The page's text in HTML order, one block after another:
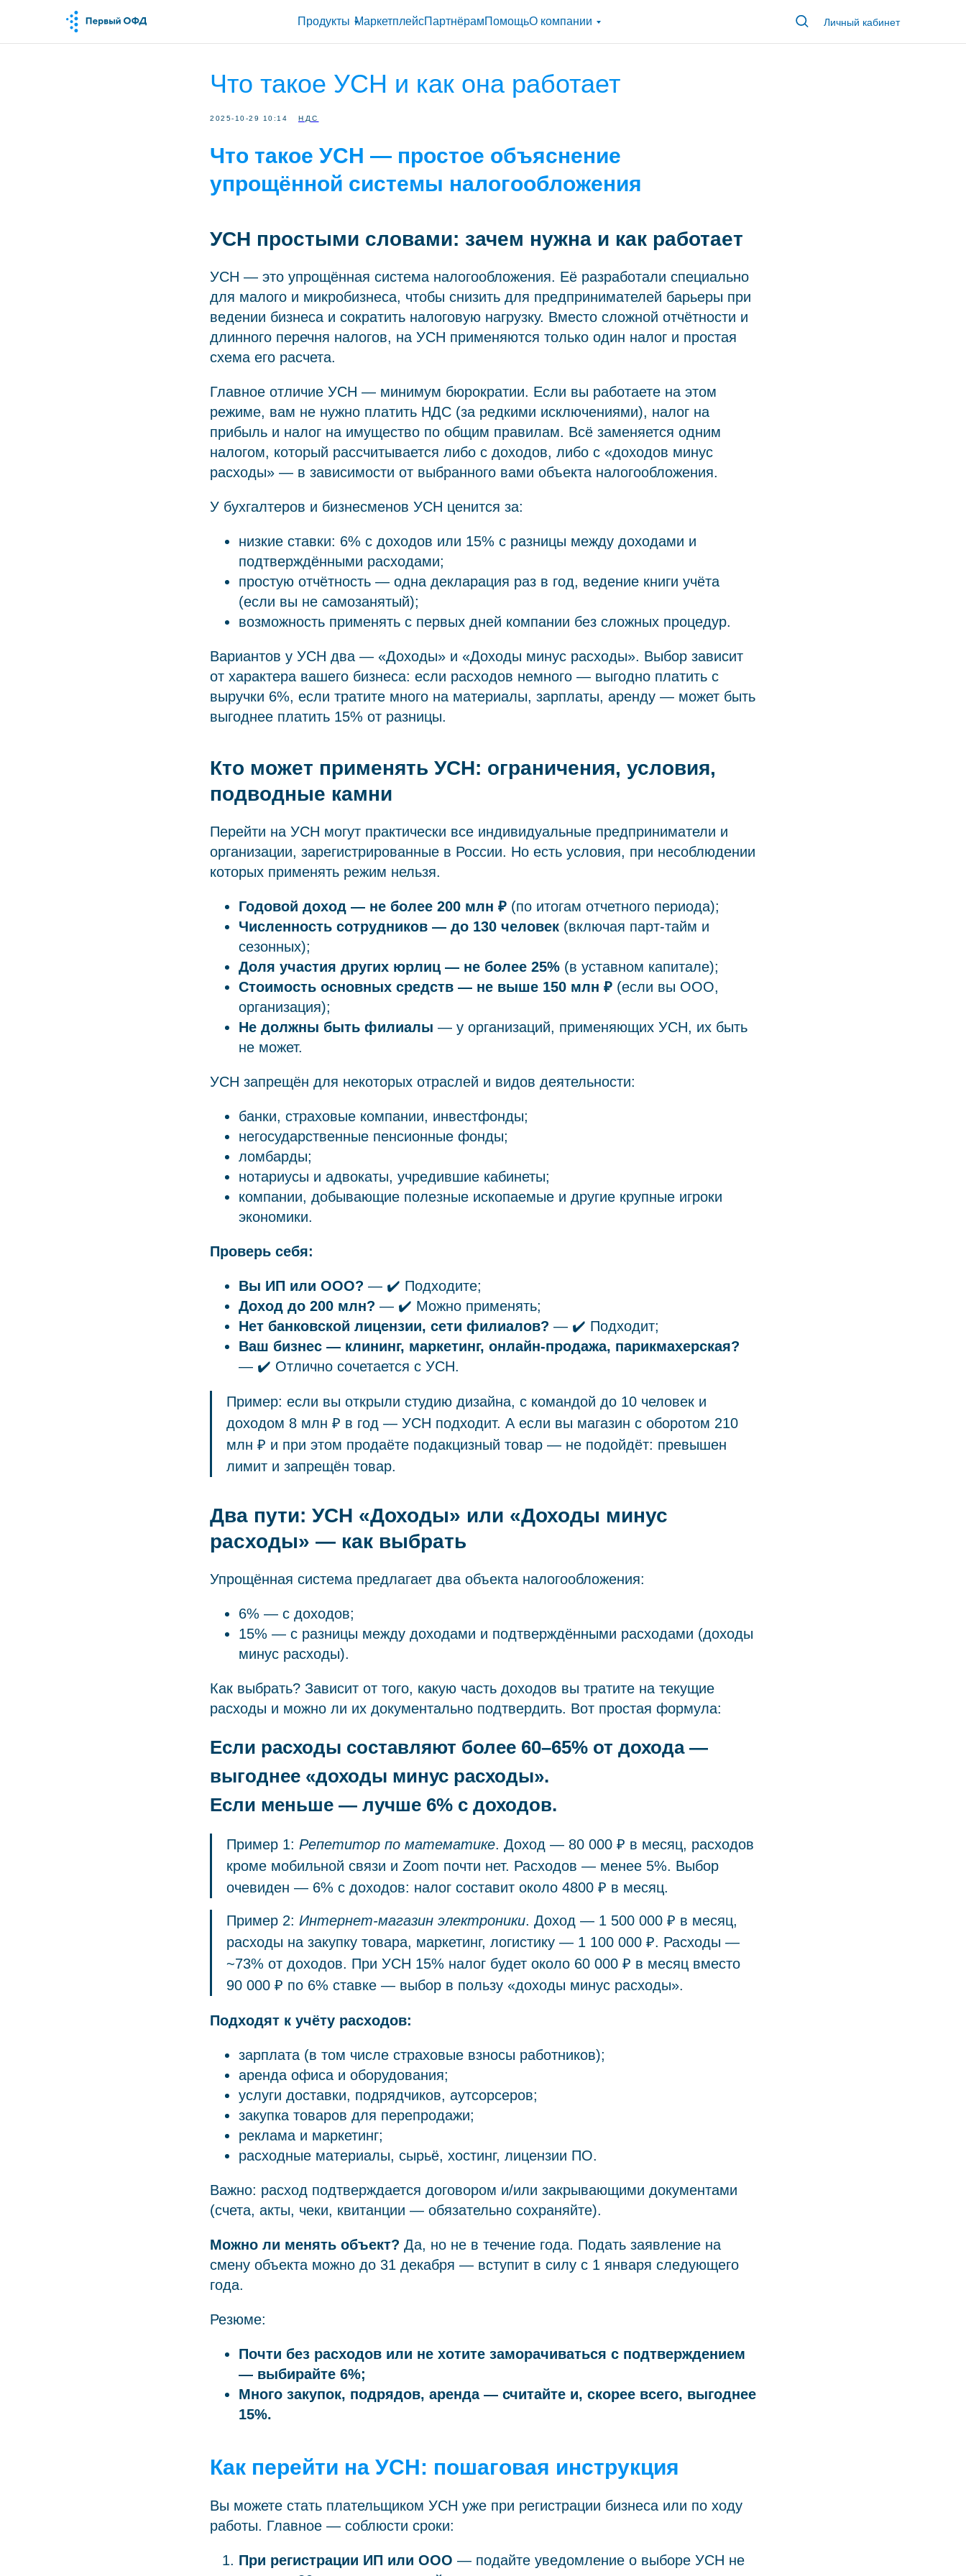
Продукты МаркетплейсПартнёрамПомощьО компании Личный кабинет
Что такое УСН и как она работает
2025-10-29 10:14 НДС
Что такое УСН — простое объяснение
упрощённой системы налогообложения
УСН простыми словами: зачем нужна и как работает
УСН — это упрощённая система налогообложения. Её разработали специально
для малого и микробизнеса, чтобы снизить для предпринимателей барьеры при
ведении бизнеса и сократить налоговую нагрузку. Вместо сложной отчётности и
длинного перечня налогов, на УСН применяются только один налог и простая
схема его расчета.
Главное отличие УСН — минимум бюрократии. Если вы работаете на этом
режиме, вам не нужно платить НДС (за редкими исключениями), налог на
прибыль и налог на имущество по общим правилам. Всё заменяется одним
налогом, который рассчитывается либо с доходов, либо с «доходов минус
расходы» — в зависимости от выбранного вами объекта налогообложения.
У бухгалтеров и бизнесменов УСН ценится за:
низкие ставки: 6% с доходов или 15% с разницы между доходами и
подтверждёнными расходами;
простую отчётность — одна декларация раз в год, ведение книги учёта
(если вы не самозанятый);
возможность применять с первых дней компании без сложных процедур.
Вариантов у УСН два — «Доходы» и «Доходы минус расходы». Выбор зависит
от характера вашего бизнеса: если расходов немного — выгодно платить с
выручки 6%, если тратите много на материалы, зарплаты, аренду — может быть
выгоднее платить 15% от разницы.
Кто может применять УСН: ограничения, условия,
подводные камни
Перейти на УСН могут практически все индивидуальные предприниматели и
организации, зарегистрированные в России. Но есть условия, при несоблюдении
которых применять режим нельзя.
Годовой доход — не более 200 млн ₽ (по итогам отчетного периода);
Численность сотрудников — до 130 человек (включая парт-тайм и
сезонных);
Доля участия других юрлиц — не более 25% (в уставном капитале);
Стоимость основных средств — не выше 150 млн ₽ (если вы ООО,
организация);
Не должны быть филиалы — у организаций, применяющих УСН, их быть
не может.
УСН запрещён для некоторых отраслей и видов деятельности:
банки, страховые компании, инвестфонды;
негосударственные пенсионные фонды;
ломбарды;
нотариусы и адвокаты, учредившие кабинеты;
компании, добывающие полезные ископаемые и другие крупные игроки
экономики.
Проверь себя:
Вы ИП или ООО? — ✔️ Подходите;
Доход до 200 млн? — ✔️ Можно применять;
Нет банковской лицензии, сети филиалов? — ✔️ Подходит;
Ваш бизнес — клининг, маркетинг, онлайн-продажа, парикмахерская?
— ✔️ Отлично сочетается с УСН.
Пример: если вы открыли студию дизайна, с командой до 10 человек и
доходом 8 млн ₽ в год — УСН подходит. А если вы магазин с оборотом 210
млн ₽ и при этом продаёте подакцизный товар — не подойдёт: превышен
лимит и запрещён товар.
Два пути: УСН «Доходы» или «Доходы минус
расходы» — как выбрать
Упрощённая система предлагает два объекта налогообложения:
6% — с доходов;
15% — с разницы между доходами и подтверждёнными расходами (доходы
минус расходы).
Как выбрать? Зависит от того, какую часть доходов вы тратите на текущие
расходы и можно ли их документально подтвердить. Вот простая формула:
Если расходы составляют более 60–65% от дохода —
выгоднее «доходы минус расходы».
Если меньше — лучше 6% с доходов.
Пример 1: Репетитор по математике. Доход — 80 000 ₽ в месяц, расходов
кроме мобильной связи и Zoom почти нет. Расходов — менее 5%. Выбор
очевиден — 6% с доходов: налог составит около 4800 ₽ в месяц.
Пример 2: Интернет-магазин электроники. Доход — 1 500 000 ₽ в месяц,
расходы на закупку товара, маркетинг, логистику — 1 100 000 ₽. Расходы —
~73% от доходов. При УСН 15% налог будет около 60 000 ₽ в месяц вместо
90 000 ₽ по 6% ставке — выбор в пользу «доходы минус расходы».
Подходят к учёту расходов:
зарплата (в том числе страховые взносы работников);
аренда офиса и оборудования;
услуги доставки, подрядчиков, аутсорсеров;
закупка товаров для перепродажи;
реклама и маркетинг;
расходные материалы, сырьё, хостинг, лицензии ПО.
Важно: расход подтверждается договором и/или закрывающими документами
(счета, акты, чеки, квитанции — обязательно сохраняйте).
Можно ли менять объект? Да, но не в течение года. Подать заявление на
смену объекта можно до 31 декабря — вступит в силу с 1 января следующего
года.
Резюме:
Почти без расходов или не хотите заморачиваться с подтверждением
— выбирайте 6%;
Много закупок, подрядов, аренда — считайте и, скорее всего, выгоднее
15%.
Как перейти на УСН: пошаговая инструкция
Вы можете стать плательщиком УСН уже при регистрации бизнеса или по ходу
работы. Главное — соблюсти сроки:
При регистрации ИП или ООО — подайте уведомление о выборе УСН не